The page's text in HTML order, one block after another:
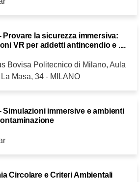
Provare la sicurezza immersiva:
VR per addetti antincendio e ....
Bovisa Politecnico di Milano, Aula
Masa, 34 - MILANO
Simulazioni immersive e ambienti
Circolare e Criteri Ambientali